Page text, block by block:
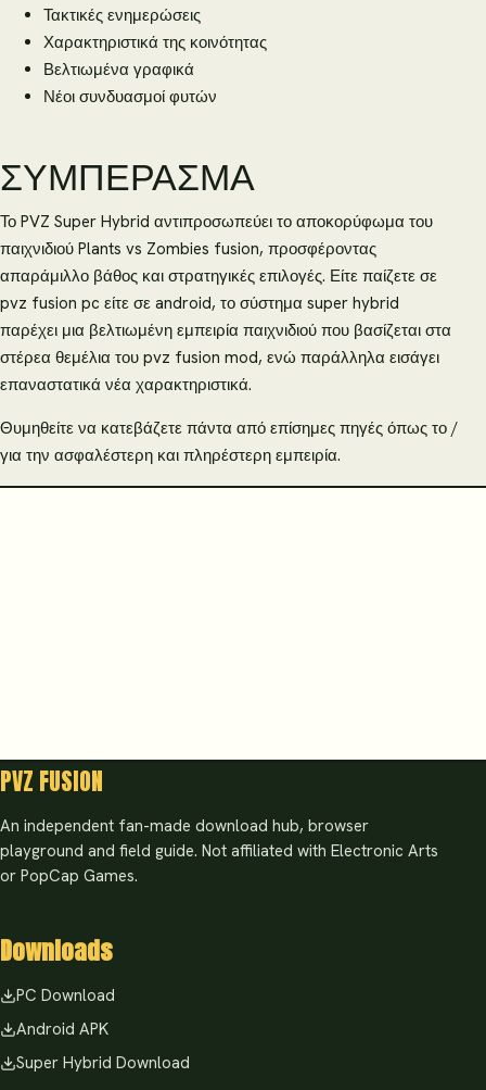
Τακτικές ενημερώσεις
Χαρακτηριστικά της κοινότητας
Βελτιωμένα γραφικά
Νέοι συνδυασμοί φυτών
ΣΥΜΠΈΡΑΣΜΑ
Το PVZ Super Hybrid αντιπροσωπεύει το αποκορύφωμα του
παιχνιδιού Plants vs Zombies fusion, προσφέροντας
απαράμιλλο βάθος και στρατηγικές επιλογές. Είτε παίζετε σε
pvz fusion pc είτε σε android, το σύστημα super hybrid
παρέχει μια βελτιωμένη εμπειρία παιχνιδιού που βασίζεται στα
στέρεα θεμέλια του pvz fusion mod, ενώ παράλληλα εισάγει
επαναστατικά νέα χαρακτηριστικά.
Θυμηθείτε να κατεβάζετε πάντα από επίσημες πηγές όπως το /
για την ασφαλέστερη και πληρέστερη εμπειρία.
PVZ FUSION
An independent fan-made download hub, browser
playground and field guide. Not affiliated with Electronic Arts
or PopCap Games.
Downloads
PC Download
Android APK
Super Hybrid Download